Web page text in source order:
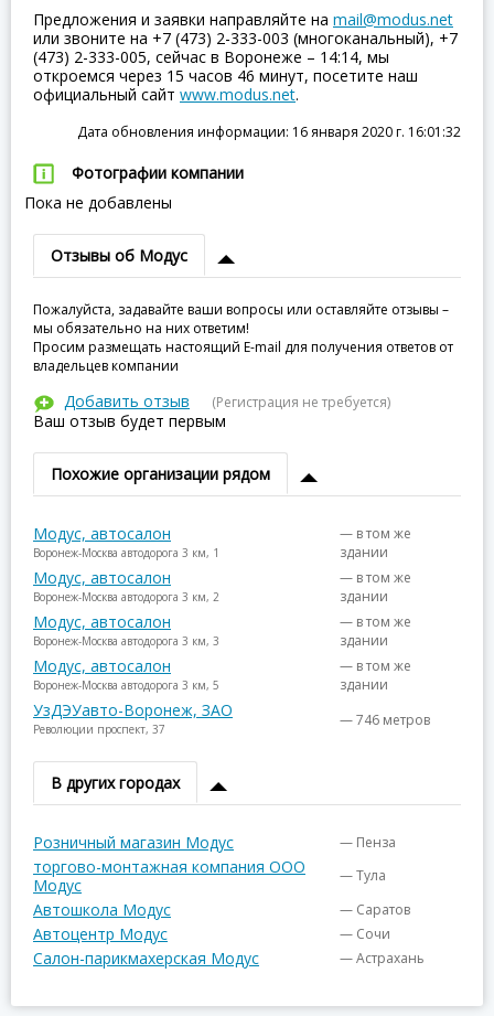
Предложения и заявки направляйте на mail@modus.net
или звоните на +7 (473) 2-333-003 (многоканальный), +7
(473) 2-333-005, сейчас в Воронеже – 14:14, мы
откроемся через 15 часов 46 минут, посетите наш
официальный сайт www.modus.net.
Дата обновления информации: 16 января 2020 г. 16:01:32
Фотографии компании
Пока не добавлены
Отзывы об Модус
Пожалуйста, задавайте ваши вопросы или оставляйте отзывы –
мы обязательно на них ответим!
Просим размещать настоящий E-mail для получения ответов от
владельцев компании
Добавить отзыв (Регистрация не требуется)
Ваш отзыв будет первым
Похожие организации рядом
Модус, автосалон
Воронеж-Москва автодорога 3 км, 1
— в том же
здании
Модус, автосалон
Воронеж-Москва автодорога 3 км, 2
— в том же
здании
Модус, автосалон
Воронеж-Москва автодорога 3 км, 3
— в том же
здании
Модус, автосалон
Воронеж-Москва автодорога 3 км, 5
— в том же
здании
УзДЭУавто-Воронеж, ЗАО
Революции проспект, 37 — 746 метров
В других городах
Розничный магазин Модус — Пенза
торгово-монтажная компания ООО
Модус
— Тула
Автошкола Модус — Саратов
Автоцентр Модус — Сочи
Салон-парикмахерская Модус — Астрахань